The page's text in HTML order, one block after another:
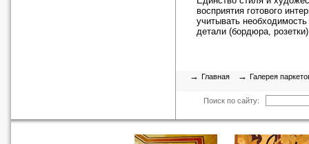
восприятия готового
учитывать
детали (бордюра,
→ Главная → Галерея
Поиск по сайту: